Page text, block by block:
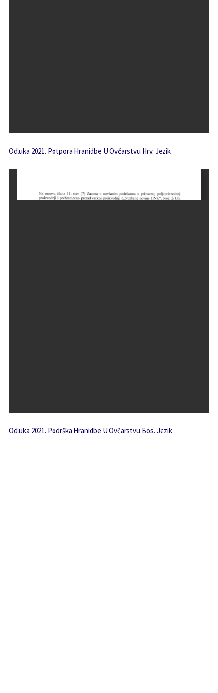
Odluka 2021. Potpora Hranidbe U Ovčarstvu Hrv. Jezik
Odluka 2021. Podrška Hranidbe U Ovčarstvu Bos. Jezik